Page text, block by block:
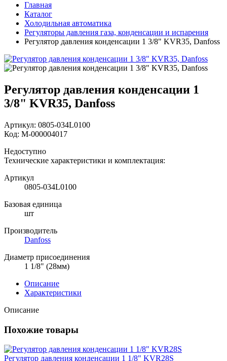
Главная
Каталог
Холодильная автоматика
Регуляторы давления газа, конденсации и испарения
Регулятор давления конденсации 1 3/8" KVR35, Danfoss
Регулятор давления конденсации 1
3/8" KVR35, Danfoss
Артикул: 0805-034L0100
Код: М-000004017
Недоступно
Технические характеристики и комплектация:
Артикул
0805-034L0100
Базовая единица
шт
Производитель
Danfoss
Диаметр присоединения
1 1/8" (28мм)
Описание
Характеристики
Описание
Похожие товары
Регулятор давления конденсации 1 1/8" KVR28S